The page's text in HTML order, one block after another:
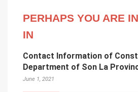
PERHAPS YOU ARE
IN
Contact Information of
Department of Son La
June 1, 2021